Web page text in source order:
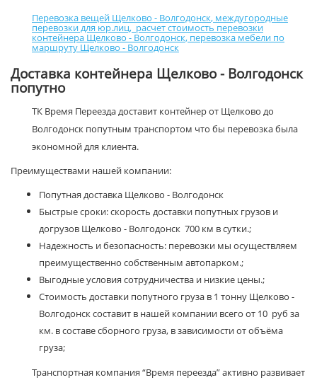
Перевозка вещей Щелково - Волгодонск, междугородные
перевозки для юр.лиц, расчет стоимость перевозки
контейнера Щелково - Волгодонск, перевозка мебели по
маршруту Щелково - Волгодонск
Доставка контейнера Щелково - Волгодонск
попутно
ТК Время Переезда доставит контейнер от Щелково до
Волгодонск попутным транспортом что бы перевозка была
экономной для клиента.
Преимуществами нашей компании:
Попутная доставка Щелково - Волгодонск
Быстрые сроки: скорость доставки попутных грузов и
догрузов Щелково - Волгодонск 700 км в сутки.;
Надежность и безопасность: перевозки мы осуществляем
преимущественно собственным автопарком.;
Выгодные условия сотрудничества и низкие цены.;
Стоимость доставки попутного груза в 1 тонну Щелково -
Волгодонск составит в нашей компании всего от 10 руб за
км. в составе сборного груза, в зависимости от объёма
груза;
Транспортная компания “Время переезда” активно развивает